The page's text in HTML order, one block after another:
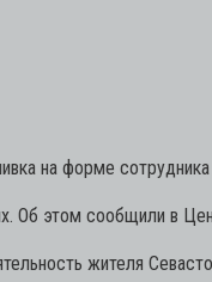
на форме
Об этом сообщили в
жителя